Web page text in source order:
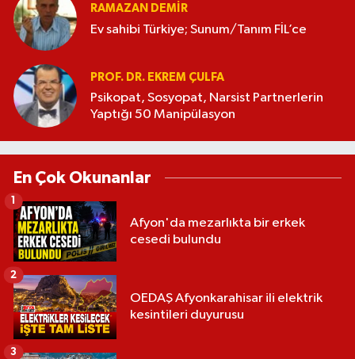
RAMAZAN DEMİR
Ev sahibi Türkiye; Sunum/Tanım FİL’ce
PROF. DR. EKREM ÇULFA
Psikopat, Sosyopat, Narsist Partnerlerin
Yaptığı 50 Manipülasyon
En Çok Okunanlar
Afyon'da mezarlıkta bir erkek
cesedi bulundu
1
OEDAŞ Afyonkarahisar ili elektrik
kesintileri duyurusu
2
3